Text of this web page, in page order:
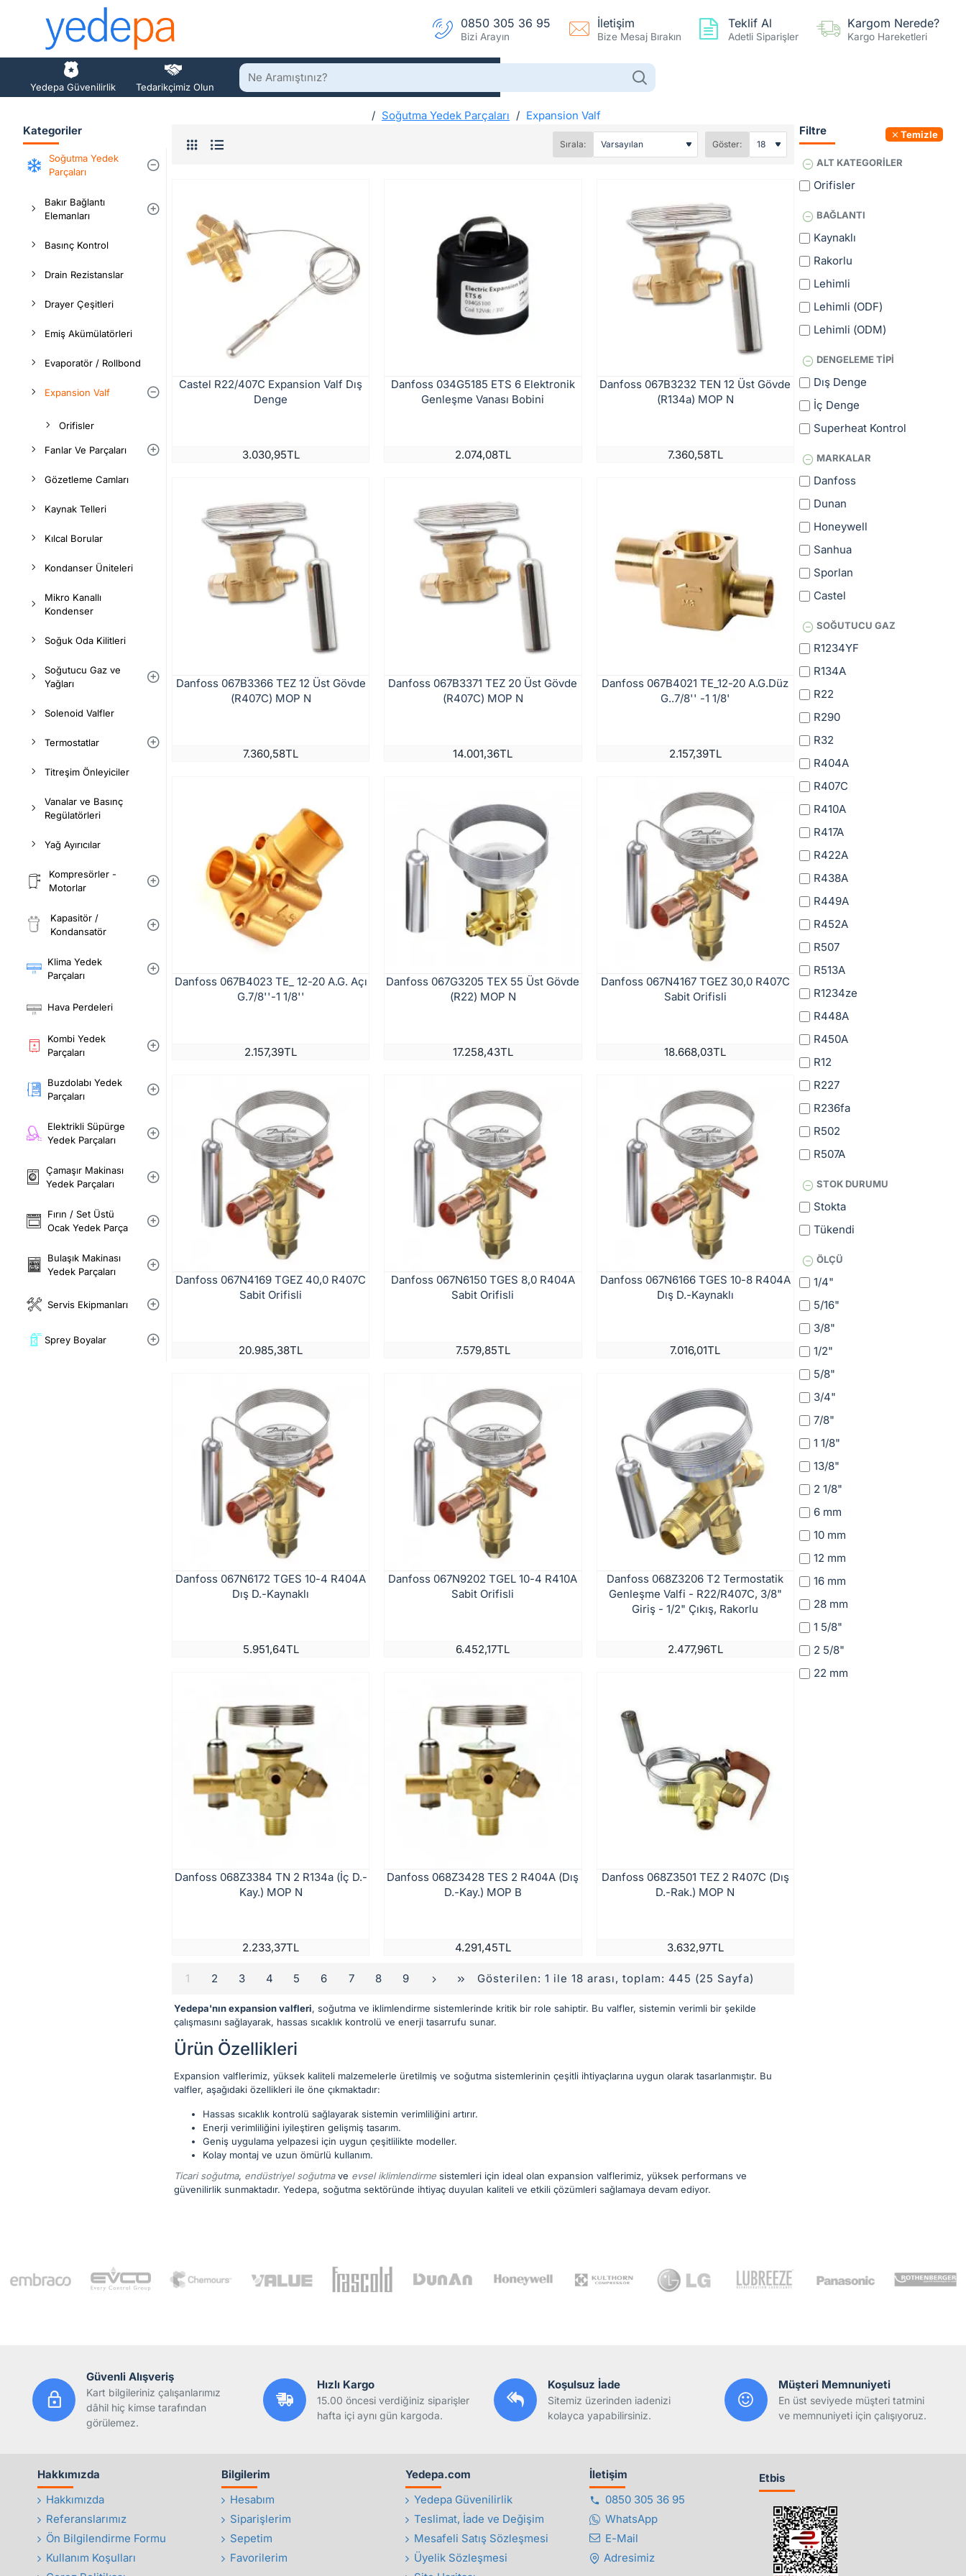
0850 305 36 95
Bizi Arayın
İletişim
Bize Mesaj Bırakın
Teklif Al
Adetli Siparişler
Kargom Nerede?
Kargo Hareketleri
Yedepa Güvenilirlik Tedarikçimiz Olun
Ne
Aramıştınız?
Soğutma Yedek Parçaları
Expansion Valf
Kategoriler
Soğutma Yedek
Parçaları
Bakır Bağlantı
Elemanları
Basınç Kontrol
Drain Rezistanslar
Drayer Çeşitleri
Emiş Akümülatörleri
Evaporatör / Rollbond
Expansion Valf
Orifisler
Fanlar Ve Parçaları
Gözetleme Camları
Kaynak Telleri
Kılcal Borular
Kondanser Üniteleri
Mikro Kanallı
Kondenser
Soğuk Oda Kilitleri
Soğutucu Gaz ve
Yağları
Solenoid Valfler
Termostatlar
Titreşim Önleyiciler
Vanalar ve Basınç
Regülatörleri
Yağ Ayırıcılar
Kompresörler -
Motorlar
Kapasitör /
Kondansatör
Klima Yedek
Parçaları
Hava Perdeleri
Kombi Yedek
Parçaları
Buzdolabı Yedek
Parçaları
Elektrikli Süpürge
Yedek Parçaları
Çamaşır Makinası
Yedek Parçaları
Fırın / Set Üstü
Ocak Yedek Parça
Bulaşık Makinası
Yedek Parçaları
Servis Ekipmanları
Sprey Boyalar
Yedepa'nın expansion valfleri, soğutma ve iklimlendirme sistemlerinde kritik bir role sahiptir. Bu valfler, sistemin verimli bir şekilde
çalışmasını sağlayarak, hassas sıcaklık kontrolü ve enerji tasarrufu sunar.
Ürün Özellikleri
Expansion valflerimiz, yüksek kaliteli malzemelerle üretilmiş ve soğutma sistemlerinin çeşitli ihtiyaçlarına uygun olarak tasarlanmıştır. Bu
valfler, aşağıdaki özellikleri ile öne çıkmaktadır:
Hassas sıcaklık kontrolü sağlayarak sistemin verimliliğini artırır.
Enerji verimliliğini iyileştiren gelişmiş tasarım.
Geniş uygulama yelpazesi için uygun çeşitlilikte modeller.
Kolay montaj ve uzun ömürlü kullanım.
Ticari soğutma, endüstriyel soğutmave evsel iklimlendirme sistemleri için ideal olan expansion valflerimiz, yüksek performans ve
güvenilirlik sunmaktadır. Yedepa, soğutma sektöründe ihtiyaç duyulan kaliteli ve etkili çözümleri sağlamaya devam ediyor.
Sırala: Göster:
Castel R22/407C Expansion Valf Dış
Denge
3.030,95TL
Danfoss 034G5185 ETS 6 Elektronik
Genleşme Vanası Bobini
2.074,08TL
Danfoss 067B3232 TEN 12 Üst Gövde
(R134a) MOP N
7.360,58TL
Danfoss 067B3366 TEZ 12 Üst Gövde
(R407C) MOP N
7.360,58TL
Danfoss 067B3371 TEZ 20 Üst Gövde
(R407C) MOP N
14.001,36TL
Danfoss 067B4021 TE_12-20 A.G.Düz
G..7/8'' -1 1/8'
2.157,39TL
Danfoss 067B4023 TE_ 12-20 A.G. Açı
G.7/8''-1 1/8''
2.157,39TL
Danfoss 067G3205 TEX 55 Üst Gövde
(R22) MOP N
17.258,43TL
Danfoss 067N4167 TGEZ 30,0 R407C
Sabit Orifisli
18.668,03TL
Danfoss 067N4169 TGEZ 40,0 R407C
Sabit Orifisli
20.985,38TL
Danfoss 067N6150 TGES 8,0 R404A
Sabit Orifisli
7.579,85TL
Danfoss 067N6166 TGES 10-8 R404A
Dış D.-Kaynaklı
7.016,01TL
Danfoss 067N6172 TGES 10-4 R404A
Dış D.-Kaynaklı
5.951,64TL
Danfoss 067N9202 TGEL 10-4 R410A
Sabit Orifisli
6.452,17TL
Danfoss 068Z3206 T2 Termostatik
Genleşme Valfi - R22/R407C, 3/8"
Giriş - 1/2" Çıkış, Rakorlu
2.477,96TL
Danfoss 068Z3384 TN 2 R134a (İç D.-
Kay.) MOP N
2.233,37TL
Danfoss 068Z3428 TES 2 R404A (Dış
D.-Kay.) MOP B
4.291,45TL
Danfoss 068Z3501 TEZ 2 R407C (Dış
D.-Rak.) MOP N
3.632,97TL
1 2 3 4 5 6 7 8 9 Gösterilen: 1 ile 18 arası, toplam: 445 (25 Sayfa)
Filtre Temizle
ALT KATEGORILER
Orifisler
BAĞLANTI
Kaynaklı
Rakorlu
Lehimli
Lehimli (ODF)
Lehimli (ODM)
DENGELEME TIPI
Dış Denge
İç Denge
Superheat Kontrol
MARKALAR
Danfoss
Dunan
Honeywell
Sanhua
Sporlan
Castel
SOĞUTUCU GAZ
R1234YF
R134A
R22
R290
R32
R404A
R407C
R410A
R417A
R422A
R438A
R449A
R452A
R507
R513A
R1234ze
R448A
R450A
R12
R227
R236fa
R502
R507A
STOK DURUMU
Stokta
Tükendi
ÖLÇÜ
1/4"
5/16"
3/8"
1/2"
5/8"
3/4"
7/8"
1 1/8"
13/8"
2 1/8"
6 mm
10 mm
12 mm
16 mm
28 mm
1 5/8"
2 5/8"
22 mm
Güvenli Alışveriş
Kart bilgileriniz çalışanlarımız
dâhil hiç kimse tarafından
görülemez.
Hızlı Kargo
15.00 öncesi verdiğiniz siparişler
hafta içi aynı gün kargoda.
Koşulsuz İade
Sitemiz üzerinden iadenizi
kolayca yapabilirsiniz.
Müşteri Memnuniyeti
En üst seviyede müşteri tatmini
ve memnuniyeti için çalışıyoruz.
Hakkımızda
Hakkımızda
Referanslarımız
Ön Bilgilendirme Formu
Kullanım Koşulları
Bilgilerim
Hesabım
Siparişlerim
Sepetim
Favorilerim
Yedepa.com
Yedepa Güvenilirlik
Teslimat, İade ve Değişim
Mesafeli Satış Sözleşmesi
Üyelik Sözleşmesi
İletişim
0850 305 36 95
WhatsApp
E-Mail
Adresimiz
Etbis